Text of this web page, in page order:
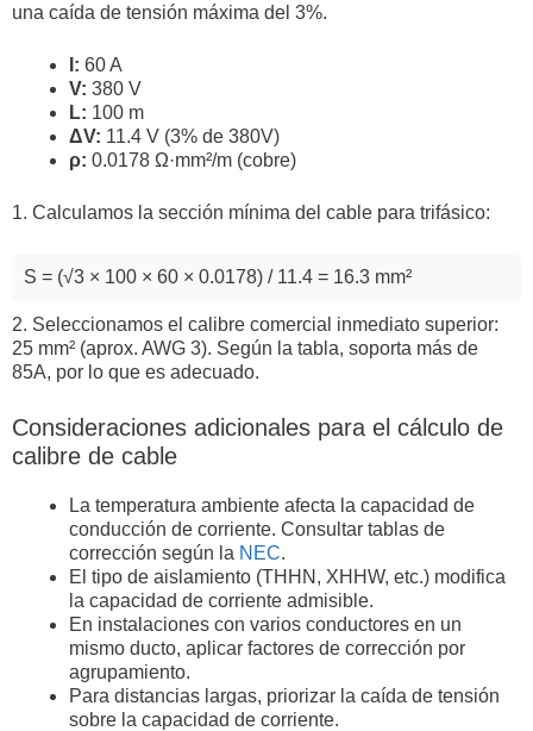
una caída de tensión máxima del 3%.
I: 60 A
V: 380 V
L: 100 m
ΔV: 11.4 V (3% de 380V)
ρ: 0.0178 Ω·mm²/m (cobre)
1. Calculamos la sección mínima del cable para trifásico:
S = (√3 × 100 × 60 × 0.0178) / 11.4 = 16.3 mm²
2. Seleccionamos el calibre comercial inmediato superior:
25 mm² (aprox. AWG 3). Según la tabla, soporta más de
85A, por lo que es adecuado.
Consideraciones adicionales para el cálculo de
calibre de cable
La temperatura ambiente afecta la capacidad de
conducción de corriente. Consultar tablas de
corrección según la NEC.
El tipo de aislamiento (THHN, XHHW, etc.) modifica
la capacidad de corriente admisible.
En instalaciones con varios conductores en un
mismo ducto, aplicar factores de corrección por
agrupamiento.
Para distancias largas, priorizar la caída de tensión
sobre la capacidad de corriente.